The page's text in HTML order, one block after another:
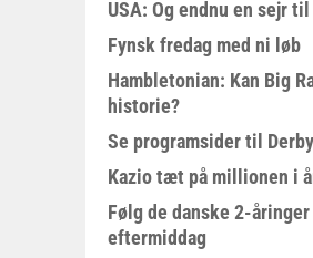
USA: Og endnu en sejr
Fynsk fredag med ni løb
Hambletonian: Kan Big
historie?
Se programsider til
Kazio tæt på millionen i
Følg de danske 2-
eftermiddag